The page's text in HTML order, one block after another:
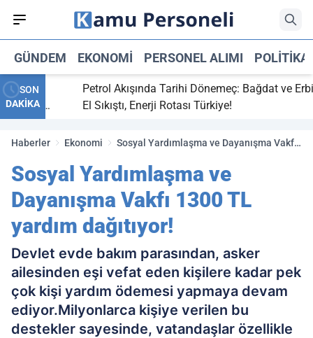
GÜNDEM EKONOMI PERSONEL ALIMI POLITIKA
SON
DAKİKA
maç
Petrol Akışında Tarihi Dönemeç: Bağdat ve Erbil
El Sıkıştı, Enerji Rotası Türkiye!
Haberler Ekonomi
Sosyal Yardımlaşma ve Dayanışma Vakfı
Sosyal Yardımlaşma ve
Dayanışma Vakfı 1300 TL
yardım dağıtıyor!
Devlet evde bakım parasından, asker
ailesinden eşi vefat eden kişilere kadar pek
çok kişi yardım ödemesi yapmaya devam
ediyor.Milyonlarca kişiye verilen bu
destekler sayesinde, vatandaşlar özellikle